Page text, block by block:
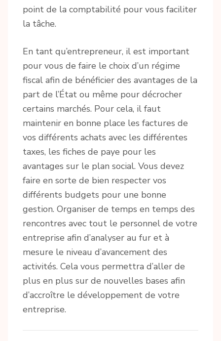
point de la comptabilité pour vous faciliter
la tâche.
En tant qu’entrepreneur, il est important
pour vous de faire le choix d’un régime
fiscal afin de bénéficier des avantages de la
part de l’État ou même pour décrocher
certains marchés. Pour cela, il faut
maintenir en bonne place les factures de
vos différents achats avec les différentes
taxes, les fiches de paye pour les
avantages sur le plan social. Vous devez
faire en sorte de bien respecter vos
différents budgets pour une bonne
gestion. Organiser de temps en temps des
rencontres avec tout le personnel de votre
entreprise afin d’analyser au fur et à
mesure le niveau d’avancement des
activités. Cela vous permettra d’aller de
plus en plus sur de nouvelles bases afin
d’accroître le développement de votre
entreprise.